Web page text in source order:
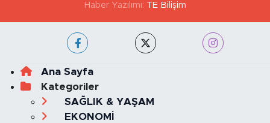
Haber Yazılımı: TE Bilişim
Ana Sayfa
Kategoriler
SAĞLIK & YAŞAM
EKONOMİ